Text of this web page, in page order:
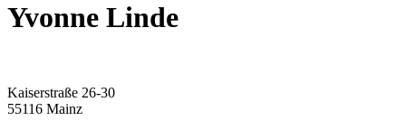
Yvonne Linde
Kaiserstraße 26-30
55116 Mainz